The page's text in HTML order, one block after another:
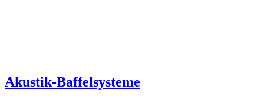
Akustik-Baffelsysteme